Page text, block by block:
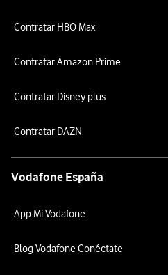
Contratar HBO Max
Contratar Amazon Prime
Contratar Disney plus
Contratar DAZN
Vodafone España
App Mi Vodafone
Blog Vodafone Conéctate